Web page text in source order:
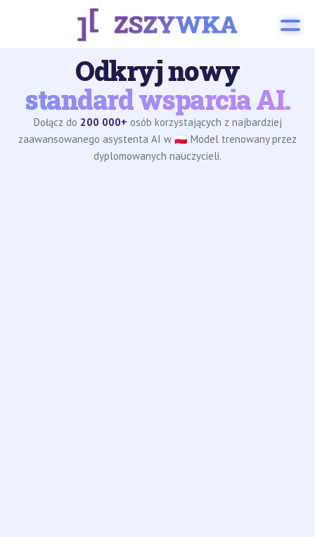
Odkryj nowy
standard wsparcia AI.
Dołącz do 200 000+ osób korzystających z najbardziej
zaawansowanego asystenta AI w 🇵🇱 Model trenowany przez
dyplomowanych nauczycieli.